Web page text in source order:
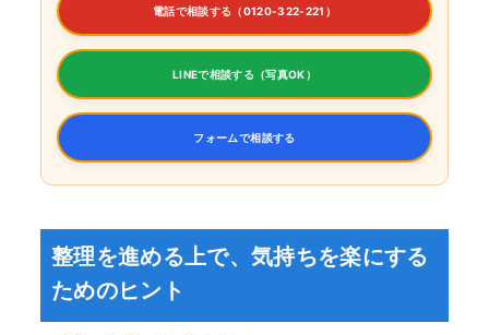
電話で相談する（0120-322-221）
LINEで相談する（写真OK）
フォームで相談する
整理を進める上で、気持ちを楽にする
ためのヒント